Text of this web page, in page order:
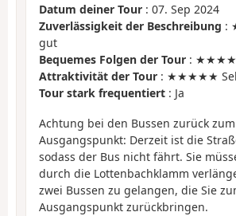
Datum deiner Tour : 07. Sep 2024
Zuverlässigkeit der Beschreibung :
gut
Bequemes Folgen der Tour :
Attraktivität der Tour : ★★★★★
Tour stark frequentiert : Ja
Achtung bei den Bussen zurück zum
Ausgangspunkt: Derzeit ist die
sodass der Bus nicht fährt. Sie
durch die Lottenbachklamm
zwei Bussen zu gelangen, die Sie
Ausgangspunkt zurückbringen.